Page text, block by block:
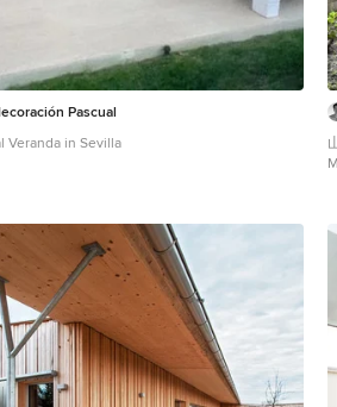
Pascual
Veranda in Sevilla